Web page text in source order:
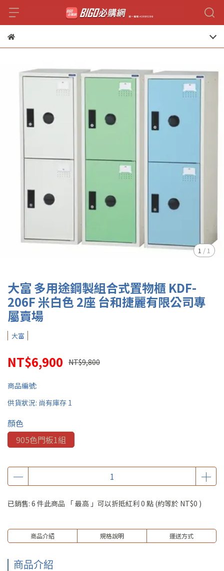
1 / 1
大富 多用途鋼製組合式置物櫃 KDF-
206F 米白色 2座 台和捷麗有限公司專
屬賣場
大富
NT$6,900 NT$9,800
商品編號:
供貨狀況: 尚有庫存 1
顏色
905色門板1組
已銷售: 6 件此商品 「 最高 」可以折抵紅利 0 點 (約等於 NT$0 )
商品介紹 規格說明 運送方式
商品介紹